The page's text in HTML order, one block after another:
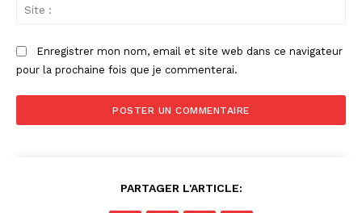
Enregistrer mon nom, email et site web dans ce navigateur
pour la prochaine fois que je commenterai.
PARTAGER L'ARTICLE: